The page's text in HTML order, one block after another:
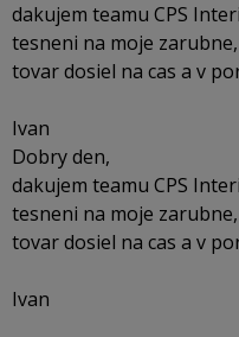
dakujem teamu CPS
tesneni na moje zarubne,
tovar dosiel na cas a v
Ivan
Dobry den,
dakujem teamu CPS
tesneni na moje zarubne,
tovar dosiel na cas a v
Ivan